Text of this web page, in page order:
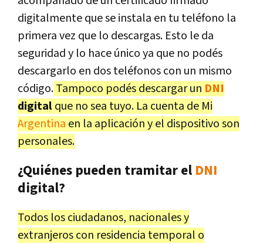
digitalmente que se instala en tu teléfono la
primera vez que lo descargas. Esto le da
seguridad y lo hace único ya que no podés
descargarlo en dos teléfonos con un mismo
código.Tampoco podés descargar un DNI
digitalque no sea tuyo. La cuenta de Mi
Argentina en la aplicación y el dispositivo son
personales.
¿Quiénes pueden tramitar el DNI
digital?
Todos los ciudadanos, nacionales y
extranjeros con residencia temporal o